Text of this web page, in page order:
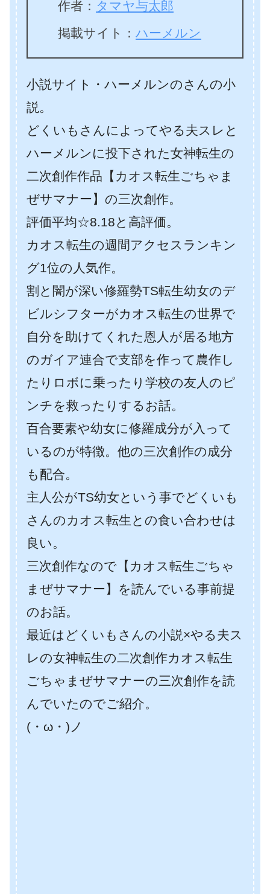
作者： タマヤ与太郎
掲載サイト： ハーメルン
小説サイト・ハーメルンのさんの小
説。
どくいもさんによってやる夫スレと
ハーメルンに投下された女神転生の
二次創作作品【カオス転生ごちゃま
ぜサマナー】の三次創作。
評価平均☆8.18と高評価。
カオス転生の週間アクセスランキン
グ1位の人気作。
割と闇が深い修羅勢TS転生幼女のデ
ビルシフターがカオス転生の世界で
自分を助けてくれた恩人が居る地方
のガイア連合で支部を作って農作し
たりロボに乗ったり学校の友人のピ
ンチを救ったりするお話。
百合要素や幼女に修羅成分が入って
いるのが特徴。他の三次創作の成分
も配合。
主人公がTS幼女という事でどくいも
さんのカオス転生との食い合わせは
良い。
三次創作なので【カオス転生ごちゃ
まぜサマナー】を読んでいる事前提
のお話。
最近はどくいもさんの小説×やる夫ス
レの女神転生の二次創作カオス転生
ごちゃまぜサマナーの三次創作を読
んでいたのでご紹介。
(・ω・)ノ